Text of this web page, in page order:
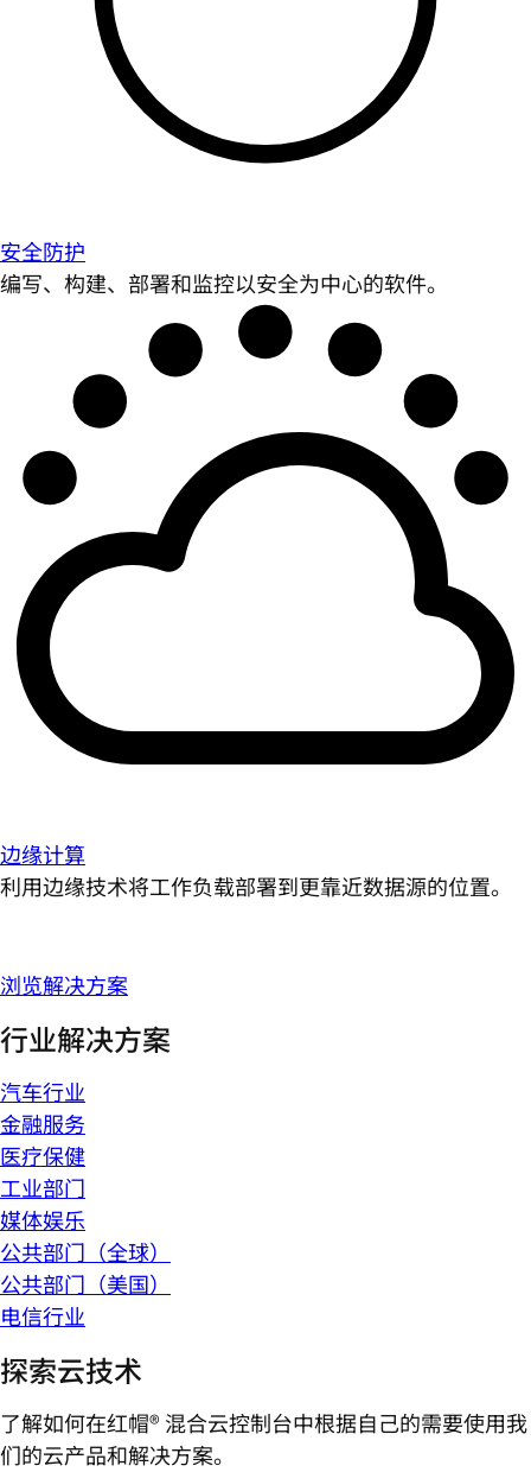
安全防护
编写、构建、部署和监控以安全为中心的软件。
边缘计算
利用边缘技术将工作负载部署到更靠近数据源的位置。
浏览解决方案
行业解决方案
汽车行业
金融服务
医疗保健
工业部门
媒体娱乐
公共部门（全球）
公共部门（美国）
电信行业
探索云技术
了解如何在红帽® 混合云控制台中根据自己的需要使用我
们的云产品和解决方案。